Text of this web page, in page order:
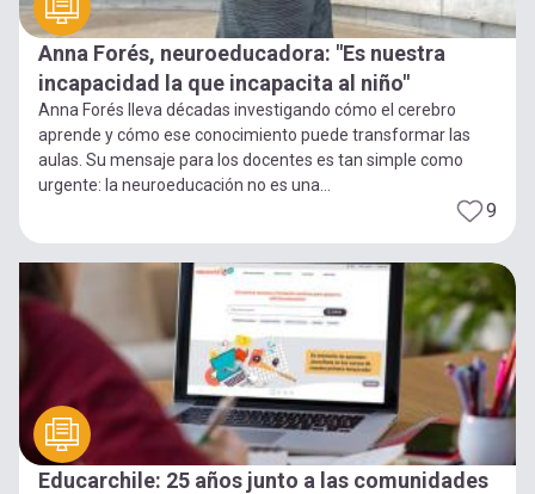
Anna Forés, neuroeducadora: "Es nuestra
incapacidad la que incapacita al niño"
Anna Forés lleva décadas investigando cómo el cerebro
aprende y cómo ese conocimiento puede transformar las
aulas. Su mensaje para los docentes es tan simple como
urgente: la neuroeducación no es una...
9
Educarchile: 25 años junto a las comunidades